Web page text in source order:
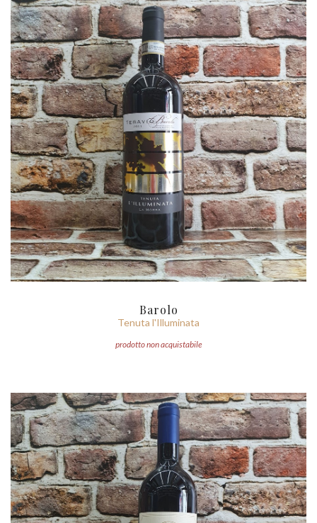
Barolo
Tenuta l'Illuminata
prodotto non acquistabile